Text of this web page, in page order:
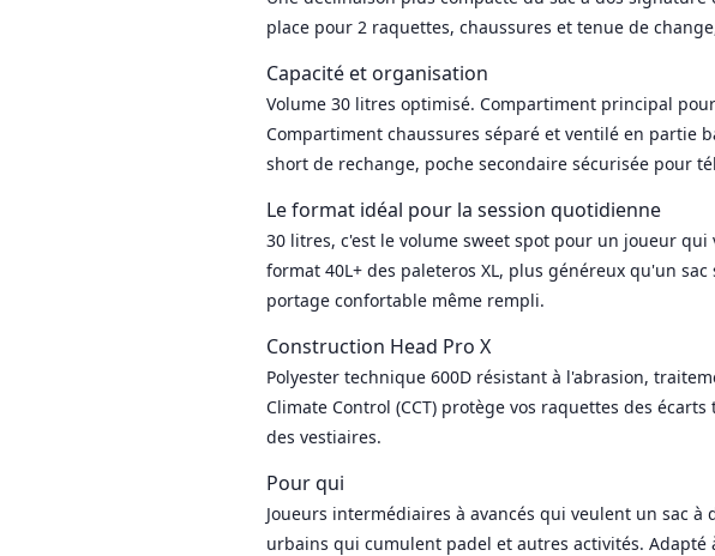
place pour 2 raquettes, chaussures et tenue de
Capacité et organisation
Volume 30 litres optimisé. Compartiment principal
Compartiment chaussures séparé et ventilé en partie
short de rechange, poche secondaire sécurisée pour
Le format idéal pour la session quotidienne
30 litres, c'est le volume sweet spot pour un joueur
format 40L+ des paleteros XL, plus généreux qu'un
portage confortable même rempli.
Construction Head Pro X
Polyester technique 600D résistant à l'abrasion,
Climate Control (CCT) protège vos raquettes des
des vestiaires.
Pour qui
Joueurs intermédiaires à avancés qui veulent un sac
urbains qui cumulent padel et autres activités. Adapté